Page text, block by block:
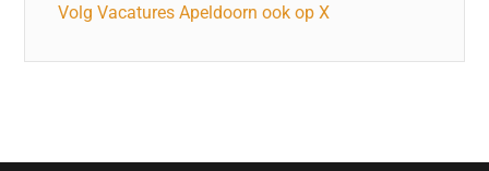
Volg Vacatures Apeldoorn ook op X